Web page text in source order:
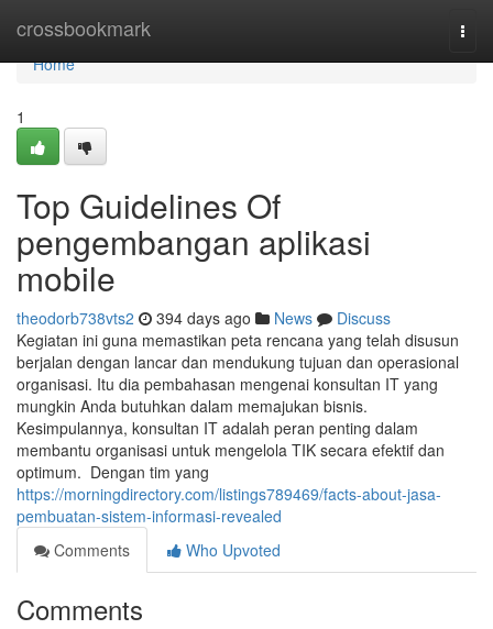
crossbookmark
Home
Home
1
Top Guidelines Of
pengembangan aplikasi
mobile
theodorb738vts2 394 days ago News
Discuss
Kegiatan ini guna memastikan peta rencana yang telah disusun
berjalan dengan lancar dan mendukung tujuan dan operasional
organisasi. Itu dia pembahasan mengenai konsultan IT yang
mungkin Anda butuhkan dalam memajukan bisnis.
Kesimpulannya, konsultan IT adalah peran penting dalam
membantu organisasi untuk mengelola TIK secara efektif dan
optimum. Dengan tim yang
https://morningdirectory.com/listings789469/facts-about-jasa-
pembuatan-sistem-informasi-revealed
Comments
Who Upvoted
Comments